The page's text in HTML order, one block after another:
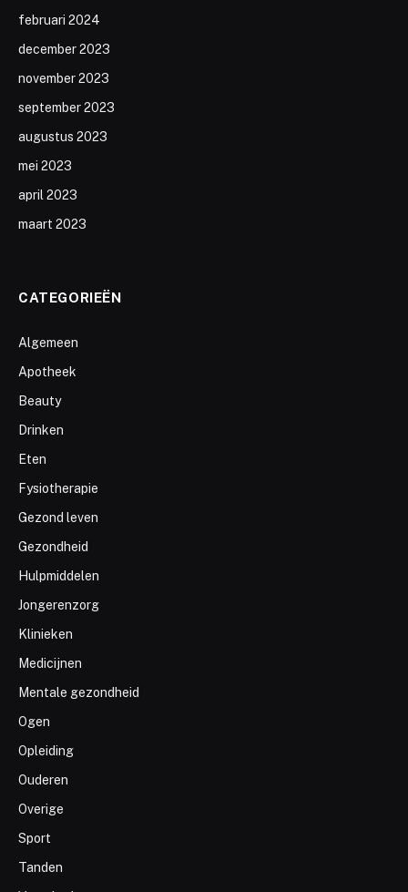
februari 2024
december 2023
november 2023
september 2023
augustus 2023
mei 2023
april 2023
maart 2023
CATEGORIEËN
Algemeen
Apotheek
Beauty
Drinken
Eten
Fysiotherapie
Gezond leven
Gezondheid
Hulpmiddelen
Jongerenzorg
Klinieken
Medicijnen
Mentale gezondheid
Ogen
Opleiding
Ouderen
Overige
Sport
Tanden